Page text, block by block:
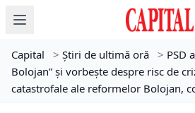
Capital > Știri de ultimă oră > PSD
Bolojan” și vorbește despre risc de
catastrofale ale reformelor Bolojan,